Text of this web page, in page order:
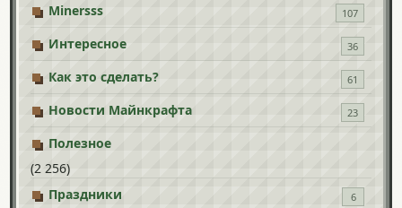
Minersss 107
Интересное 36
Как это сделать? 61
Новости Майнкрафта 23
Полезное
(2 256)
Праздники
6